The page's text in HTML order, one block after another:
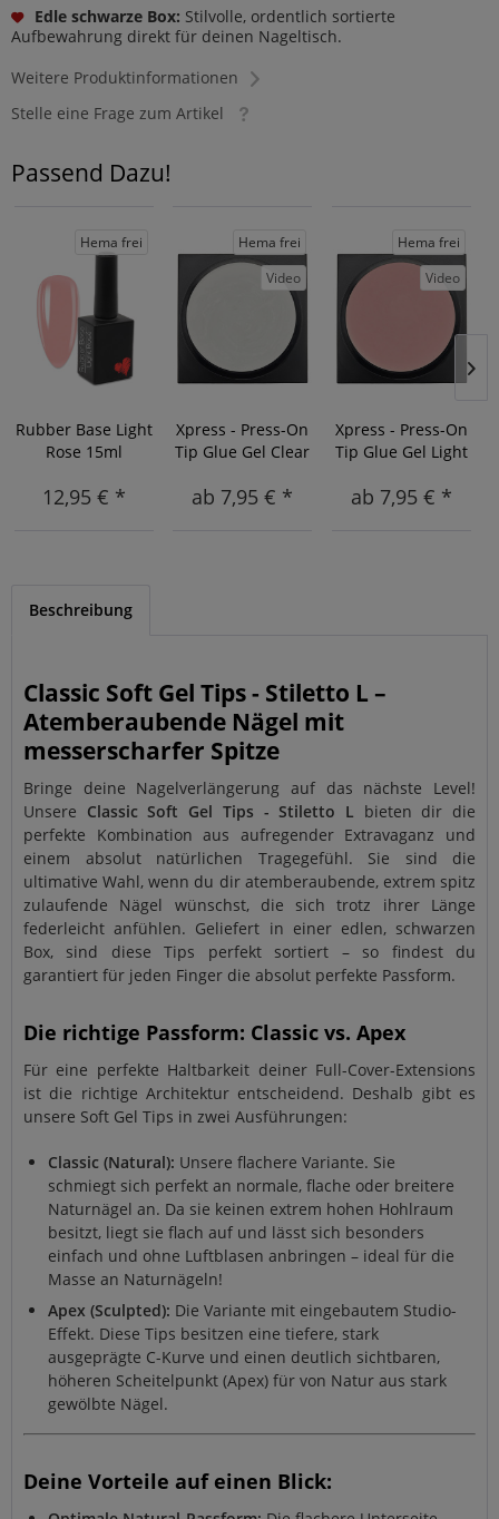
Edle schwarze Box: Stilvolle, ordentlich sortierte
Aufbewahrung direkt für deinen Nageltisch.
Weitere Produktinformationen
Stelle eine Frage zum Artikel
Passend Dazu!
Hema frei
Rubber Base Light
Rose 15ml
12,95 € *
Hema frei
Video
Xpress - Press-On
Tip Glue Gel Clear
ab 7,95 € *
Hema frei
Video
Xpress - Press-On
Tip Glue Gel Light
ab 7,95 € *
Beschreibung
Classic Soft Gel Tips - Stiletto L –
Atemberaubende Nägel mit
messerscharfer Spitze
Bringe deine Nagelverlängerung auf das nächste Level!
Unsere Classic Soft Gel Tips - Stiletto L bieten dir die
perfekte Kombination aus aufregender Extravaganz und
einem absolut natürlichen Tragegefühl. Sie sind die
ultimative Wahl, wenn du dir atemberaubende, extrem spitz
zulaufende Nägel wünschst, die sich trotz ihrer Länge
federleicht anfühlen. Geliefert in einer edlen, schwarzen
Box, sind diese Tips perfekt sortiert – so findest du
garantiert für jeden Finger die absolut perfekte Passform.
Die richtige Passform: Classic vs. Apex
Für eine perfekte Haltbarkeit deiner Full-Cover-Extensions
ist die richtige Architektur entscheidend. Deshalb gibt es
unsere Soft Gel Tips in zwei Ausführungen:
Classic (Natural): Unsere flachere Variante. Sie
schmiegt sich perfekt an normale, flache oder breitere
Naturnägel an. Da sie keinen extrem hohen Hohlraum
besitzt, liegt sie flach auf und lässt sich besonders
einfach und ohne Luftblasen anbringen – ideal für die
Masse an Naturnägeln!
Apex (Sculpted): Die Variante mit eingebautem Studio-
Effekt. Diese Tips besitzen eine tiefere, stark
ausgeprägte C-Kurve und einen deutlich sichtbaren,
höheren Scheitelpunkt (Apex) für von Natur aus stark
gewölbte Nägel.
Deine Vorteile auf einen Blick: